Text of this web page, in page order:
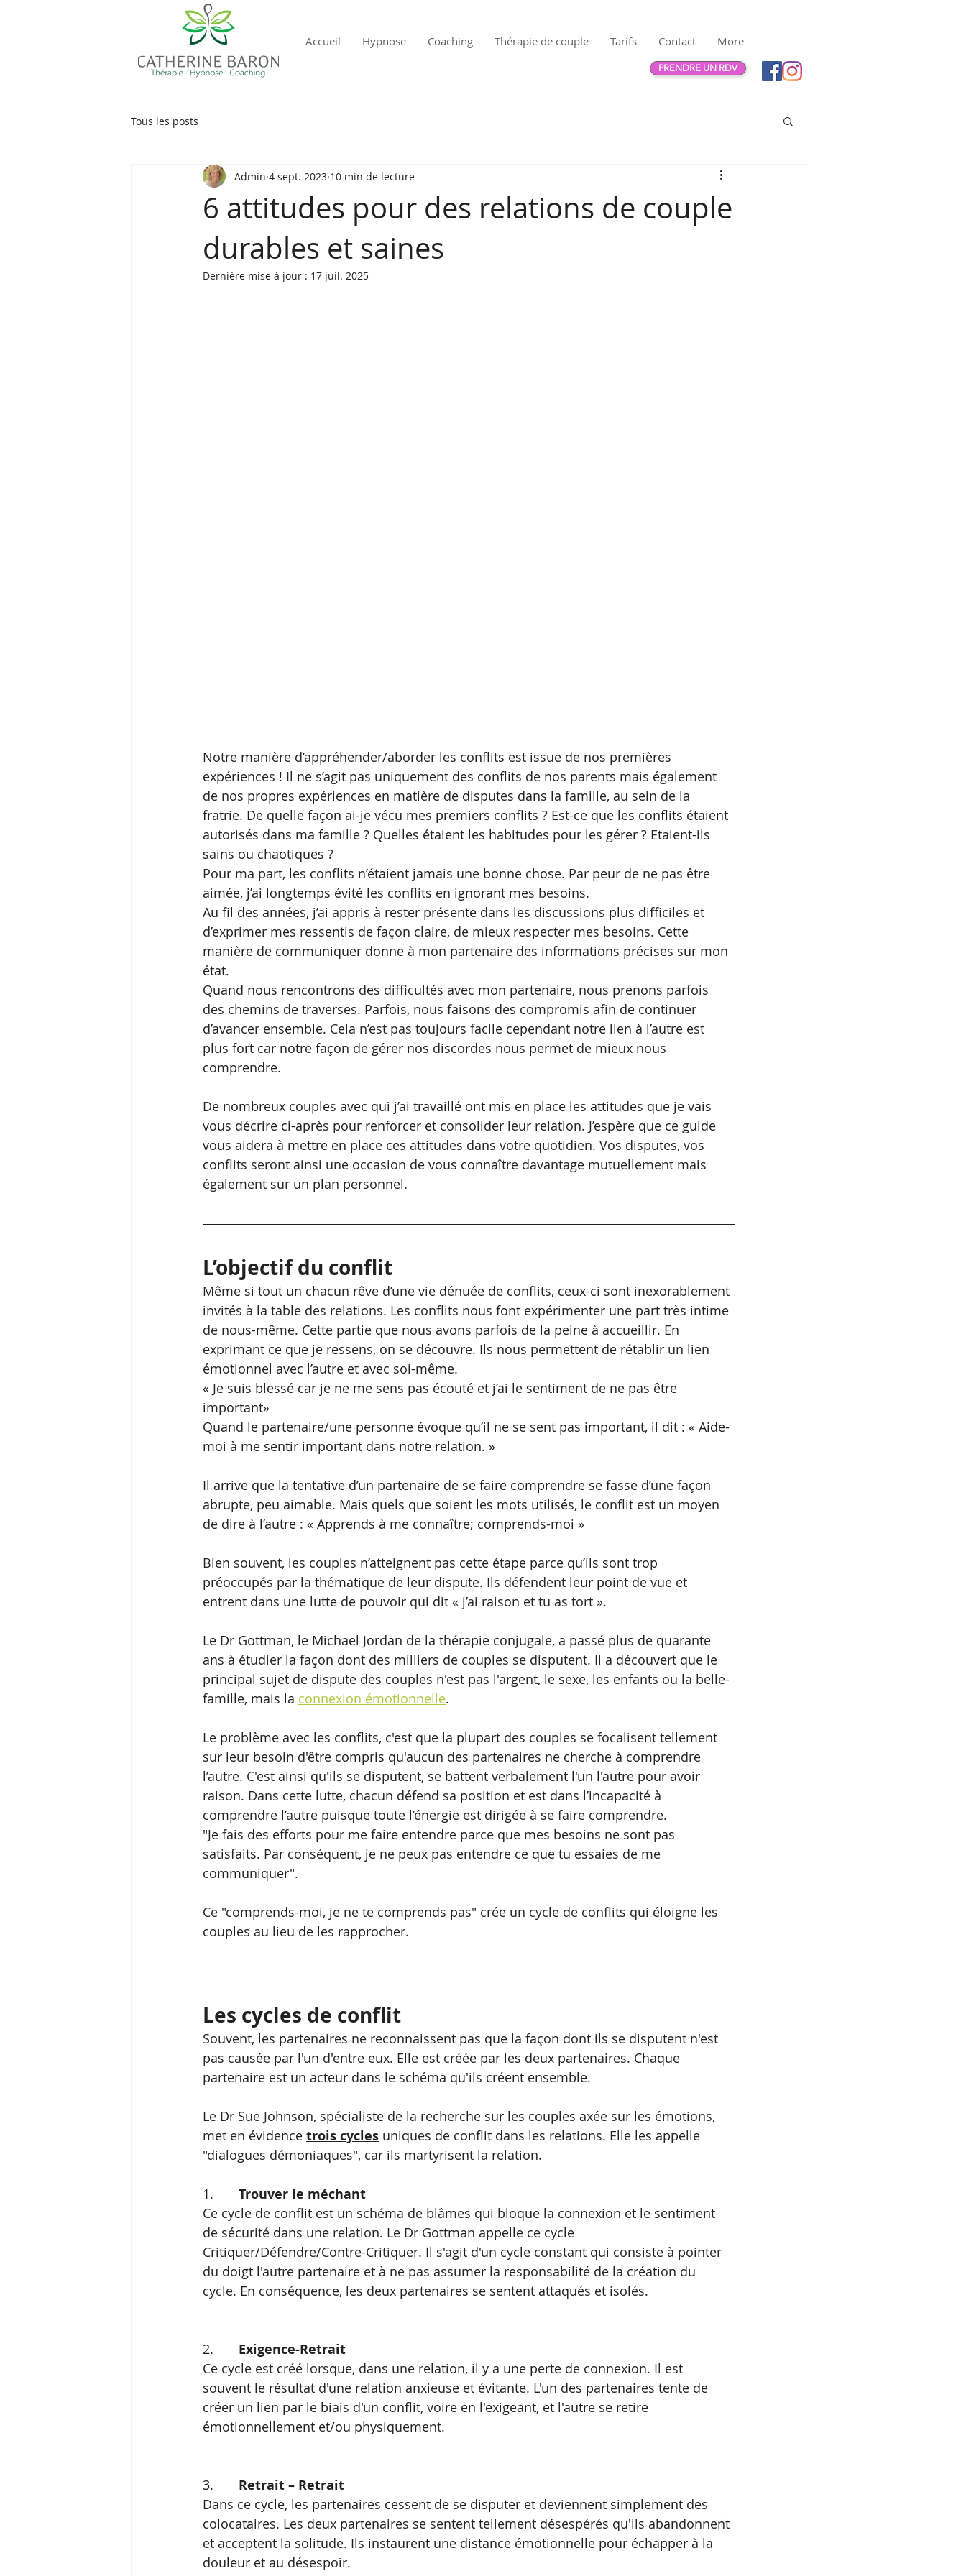
Accueil Hypnose Coaching Thérapie de couple Tarifs Contact More
PRENDRE UN RDV
Tous les posts
6 attitudes pour des relations de couple
durables et saines
Admin 4 sept. 2023 10 min de lecture
Dernière mise à jour : 17 juil. 2025
Notre manière d’appréhender/aborder les conflits est issue de nos premières
expériences ! Il ne s’agit pas uniquement des conflits de nos parents mais également
de nos propres expériences en matière de disputes dans la famille, au sein de la
fratrie. De quelle façon ai-je vécu mes premiers conflits ? Est-ce que les conflits étaient
autorisés dans ma famille ? Quelles étaient les habitudes pour les gérer ? Etaient-ils
sains ou chaotiques ?
Pour ma part, les conflits n’étaient jamais une bonne chose. Par peur de ne pas être
aimée, j’ai longtemps évité les conflits en ignorant mes besoins.
Au fil des années, j’ai appris à rester présente dans les discussions plus difficiles et
d’exprimer mes ressentis de façon claire, de mieux respecter mes besoins. Cette
manière de communiquer donne à mon partenaire des informations précises sur mon
état.
Quand nous rencontrons des difficultés avec mon partenaire, nous prenons parfois
des chemins de traverses. Parfois, nous faisons des compromis afin de continuer
d’avancer ensemble. Cela n’est pas toujours facile cependant notre lien à l’autre est
plus fort car notre façon de gérer nos discordes nous permet de mieux nous
comprendre.
De nombreux couples avec qui j’ai travaillé ont mis en place les attitudes que je vais
vous décrire ci-après pour renforcer et consolider leur relation. J’espère que ce guide
vous aidera à mettre en place ces attitudes dans votre quotidien. Vos disputes, vos
conflits seront ainsi une occasion de vous connaître davantage mutuellement mais
également sur un plan personnel.
L’objectif du conflit
Même si tout un chacun rêve d’une vie dénuée de conflits, ceux-ci sont inexorablement
invités à la table des relations. Les conflits nous font expérimenter une part très intime
de nous-même. Cette partie que nous avons parfois de la peine à accueillir. En
exprimant ce que je ressens, on se découvre. Ils nous permettent de rétablir un lien
émotionnel avec l’autre et avec soi-même.
« Je suis blessé car je ne me sens pas écouté et j’ai le sentiment de ne pas être
important»
Quand le partenaire/une personne évoque qu’il ne se sent pas important, il dit : « Aide-
moi à me sentir important dans notre relation. »
Il arrive que la tentative d’un partenaire de se faire comprendre se fasse d’une façon
abrupte, peu aimable. Mais quels que soient les mots utilisés, le conflit est un moyen
de dire à l’autre : « Apprends à me connaître; comprends-moi »
Bien souvent, les couples n’atteignent pas cette étape parce qu’ils sont trop
préoccupés par la thématique de leur dispute. Ils défendent leur point de vue et
entrent dans une lutte de pouvoir qui dit « j’ai raison et tu as tort ».
Le Dr Gottman, le Michael Jordan de la thérapie conjugale, a passé plus de quarante
ans à étudier la façon dont des milliers de couples se disputent. Il a découvert que le
principal sujet de dispute des couples n'est pas l'argent, le sexe, les enfants ou la belle-
famille, mais la connexion émotionnelle.
Le problème avec les conflits, c'est que la plupart des couples se focalisent tellement
sur leur besoin d'être compris qu'aucun des partenaires ne cherche à comprendre
l’autre. C'est ainsi qu'ils se disputent, se battent verbalement l'un l'autre pour avoir
raison. Dans cette lutte, chacun défend sa position et est dans l’incapacité à
comprendre l’autre puisque toute l’énergie est dirigée à se faire comprendre.
"Je fais des efforts pour me faire entendre parce que mes besoins ne sont pas
satisfaits. Par conséquent, je ne peux pas entendre ce que tu essaies de me
communiquer".
Ce "comprends-moi, je ne te comprends pas" crée un cycle de conflits qui éloigne les
couples au lieu de les rapprocher.
Les cycles de conflit
Souvent, les partenaires ne reconnaissent pas que la façon dont ils se disputent n'est
pas causée par l'un d'entre eux. Elle est créée par les deux partenaires. Chaque
partenaire est un acteur dans le schéma qu'ils créent ensemble.
Le Dr Sue Johnson, spécialiste de la recherche sur les couples axée sur les émotions,
met en évidence trois cycles uniques de conflit dans les relations. Elle les appelle
"dialogues démoniaques", car ils martyrisent la relation.
1. Trouver le méchant
Ce cycle de conflit est un schéma de blâmes qui bloque la connexion et le sentiment
de sécurité dans une relation. Le Dr Gottman appelle ce cycle
Critiquer/Défendre/Contre-Critiquer. Il s'agit d'un cycle constant qui consiste à pointer
du doigt l'autre partenaire et à ne pas assumer la responsabilité de la création du
cycle. En conséquence, les deux partenaires se sentent attaqués et isolés.
2. Exigence-Retrait
Ce cycle est créé lorsque, dans une relation, il y a une perte de connexion. Il est
souvent le résultat d'une relation anxieuse et évitante. L'un des partenaires tente de
créer un lien par le biais d'un conflit, voire en l'exigeant, et l'autre se retire
émotionnellement et/ou physiquement.
3. Retrait – Retrait
Dans ce cycle, les partenaires cessent de se disputer et deviennent simplement des
colocataires. Les deux partenaires se sentent tellement désespérés qu'ils abandonnent
et acceptent la solitude. Ils instaurent une distance émotionnelle pour échapper à la
douleur et au désespoir.